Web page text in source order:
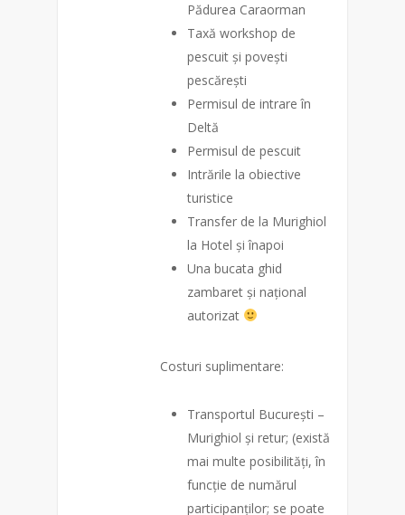
Pădurea Caraorman
Taxă workshop de
pescuit și povești
pescărești
Permisul de intrare în
Deltă
Permisul de pescuit
Intrările la obiective
turistice
Transfer de la Murighiol
la Hotel și înapoi
Una bucata ghid
zambaret și național
autorizat
Costuri suplimentare:
Transportul București –
Murighiol și retur; (există
mai multe posibilități, în
funcție de numărul
participanților; se poate